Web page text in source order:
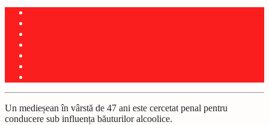
Un medieșean în vârstă de 47 ani este cercetat penal pentru
conducere sub influența băuturilor alcoolice.